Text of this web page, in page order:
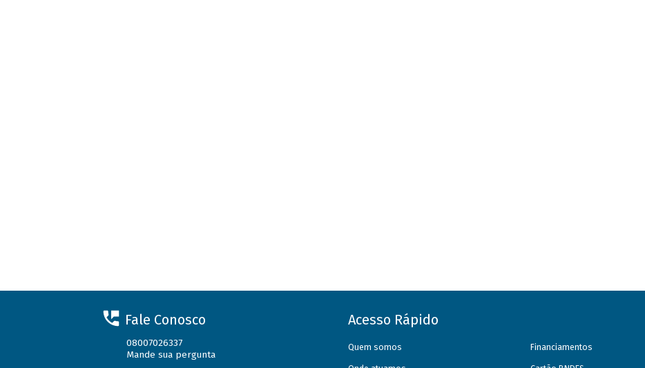
Fale Conosco
08007026337
Mande sua pergunta
Acesso Rápido
Quem somos Financiamentos